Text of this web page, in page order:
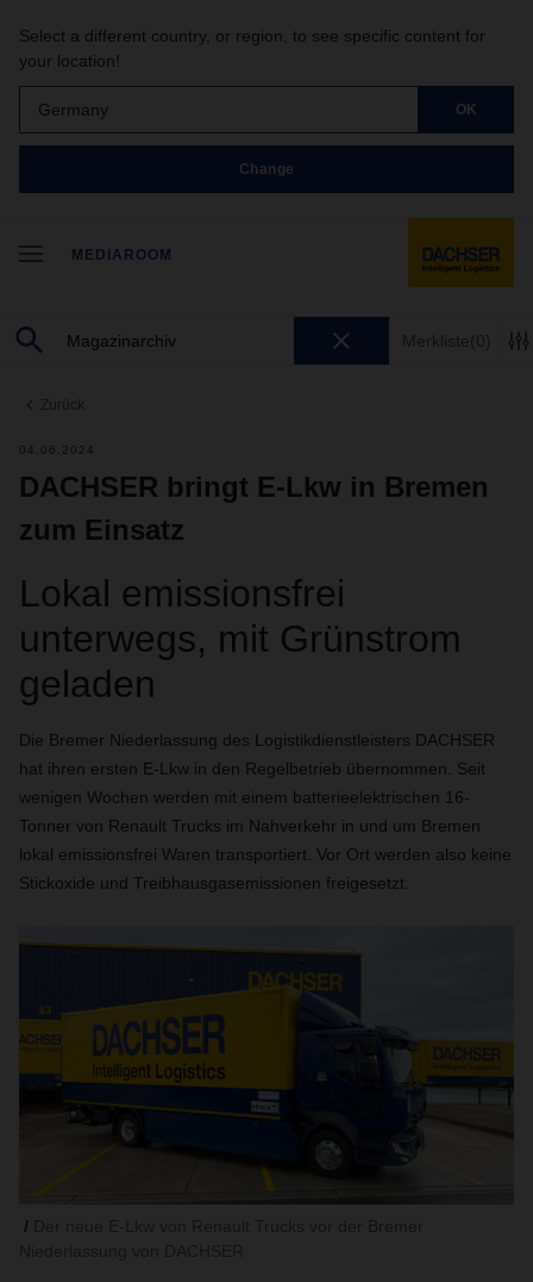
Select a different country, or region, to see specific content for
your location!
Germany OK
Change
MEDIAROOM
Merkliste(0)
Zurück
04.06.2024
DACHSER bringt E-Lkw in Bremen
zum Einsatz
Lokal emissionsfrei
unterwegs, mit Grünstrom
geladen
Die Bremer Niederlassung des Logistikdienstleisters DACHSER
hat ihren ersten E-Lkw in den Regelbetrieb übernommen. Seit
wenigen Wochen werden mit einem batterieelektrischen 16-
Tonner von Renault Trucks im Nahverkehr in und um Bremen
lokal emissionsfrei Waren transportiert. Vor Ort werden also keine
Stickoxide und Treibhausgasemissionen freigesetzt.